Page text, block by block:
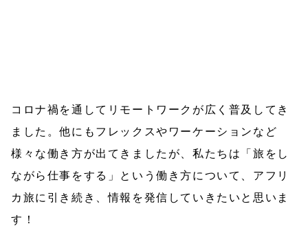
コロナ禍を通してリモートワークが広く普及してき
ました。他にもフレックスやワーケーションなど
様々な働き方が出てきましたが、私たちは「旅をし
ながら仕事をする」という働き方について、アフリ
カ旅に引き続き、情報を発信していきたいと思いま
す！